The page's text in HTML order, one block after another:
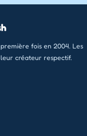
fois en 2004. Les
créateur respectif.